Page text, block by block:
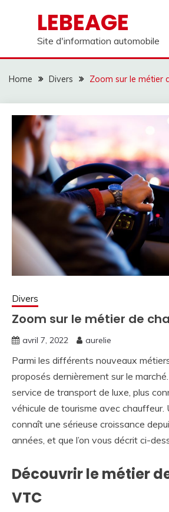
LEBEAGE
Site d'information automobile
Home Divers Zoom sur le métier
Divers
Zoom sur le métier de
avril 7, 2022 aurelie
Parmi les différents nouveaux
proposés dernièrement sur le
service de transport de luxe, plus
véhicule de tourisme avec chauffeur.
connaît une sérieuse croissance
années, et que l’on vous décrit ci-
Découvrir le métier
VTC